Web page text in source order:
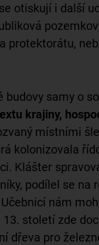
otiskují i další
protektorátu,
samy o
krajiny,
místními
kolonizovala
Klášter
podílel se na
nám
století zde
dřeva pro